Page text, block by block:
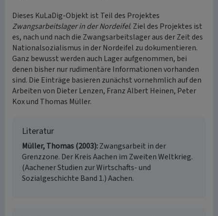
Dieses KuLaDig-Objekt ist Teil des Projektes
Zwangsarbeitslager in der Nordeifel. Ziel des Projektes ist
es, nach und nach die Zwangsarbeitslager aus der Zeit des
Nationalsozialismus in der Nordeifel zu dokumentieren.
Ganz bewusst werden auch Lager aufgenommen, bei
denen bisher nur rudimentäre Informationen vorhanden
sind. Die Einträge basieren zunächst vornehmlich auf den
Arbeiten von Dieter Lenzen, Franz Albert Heinen, Peter
Kox und Thomas Müller.
Literatur
Müller, Thomas (2003) Zwangsarbeit in der
Grenzzone. Der Kreis Aachen im Zweiten Weltkrieg.
(Aachener Studien zur Wirtschafts- und
Sozialgeschichte Band 1.) Aachen.